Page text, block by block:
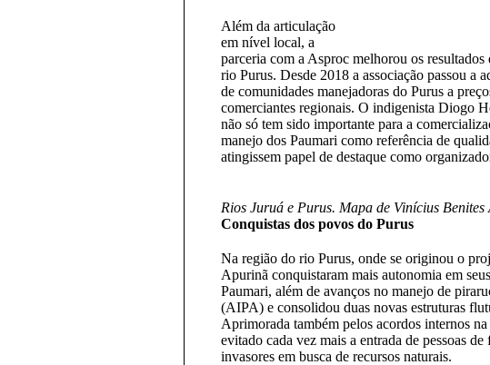
Além da articulação
em nível local, a
parceria com a Asproc melhorou os
rio Purus. Desde 2018 a associação passou
de comunidades manejadoras do Purus a
comerciantes regionais. O indigenista Diogo
não só tem sido importante para a
manejo dos Paumari como referência de
atingissem papel de destaque como
Rios Juruá e Purus. Mapa de Vinícius Benites
Conquistas dos povos do Purus
Na região do rio Purus, onde se originou o
Apurinã conquistaram mais autonomia em
Paumari, além de avanços no manejo de
(AIPA) e consolidou duas novas estruturas
Aprimorada também pelos acordos internos
evitado cada vez mais a entrada de pessoas
invasores em busca de recursos naturais.